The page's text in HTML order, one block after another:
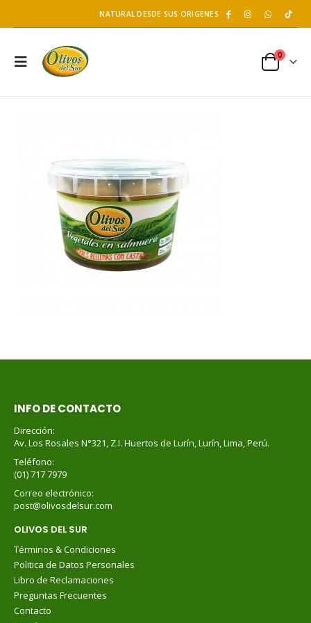
NATURAL DESDE SUS ORIGENES
0
INFO DE CONTACTO
Dirección:
Av. Los Rosales N°321, Z.I. Huertos de Lurín, Lurín, Lima, Perú.
Teléfono:
(01) 717 7979
Correo electrónico:
post@olivosdelsur.com
OLIVOS DEL SUR
Términos & Condiciones
Politica de Datos Personales
Libro de Reclamaciones
Preguntas Frecuentes
Contacto